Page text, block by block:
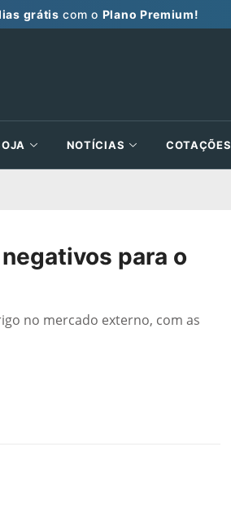
grátis com o Plano Premium!
NOTÍCIAS COTAÇÕES
para o
no mercado externo, com as